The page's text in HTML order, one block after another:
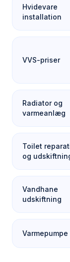
Hvidevare
installation
VVS-priser
Radiator og
varmeanlæg
Toilet
og
Vandhane
udskiftning
Varmepumpe